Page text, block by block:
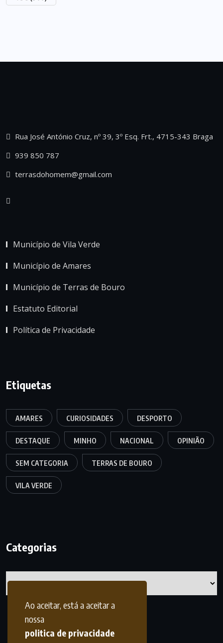
Ao aceitar, está a aceitar a
nossa
politica de privacidade
Rua José António Cruz, nº 39, 3º Esq. Frt., 4715-343 Braga
939 850 787
terrasdohomem@gmail.com
Município de Vila Verde
Município de Amares
Município de Terras de Bouro
Estatuto Editorial
Política de Privacidade
Etiquetas
AMARES CURIOSIDADES DESPORTO
DESTAQUE MINHO NACIONAL OPINIÃO
SEM CATEGORIA TERRAS DE BOURO
VILA VERDE
Categorias